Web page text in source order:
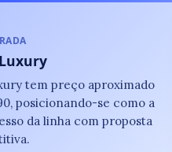
Luxury
tem preço aproximado
posicionando-se como a
da linha com proposta